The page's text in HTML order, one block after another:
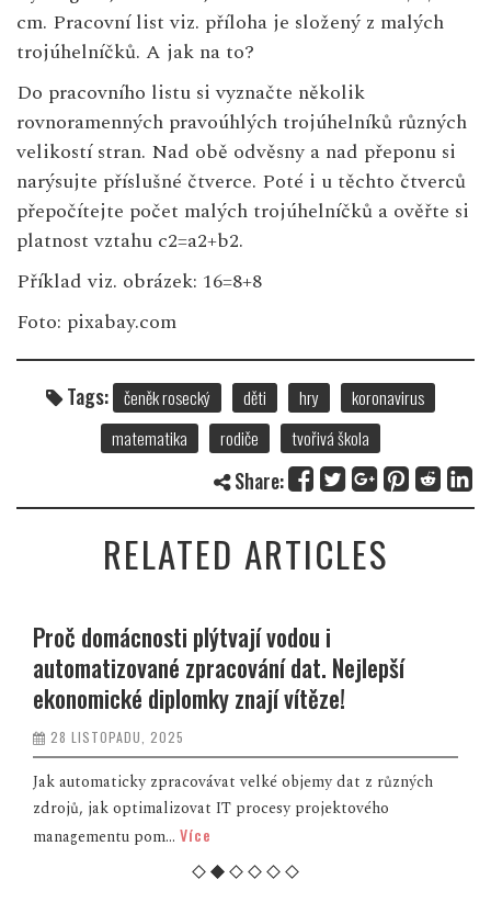
cm. Pracovní list viz. příloha je složený z malých
trojúhelníčků. A jak na to?
Do pracovního listu si vyznačte několik
rovnoramenných pravoúhlých trojúhelníků různých
velikostí stran. Nad obě odvěsny a nad přeponu si
narýsujte příslušné čtverce. Poté i u těchto čtverců
přepočítejte počet malých trojúhelníčků a ověřte si
platnost vztahu c2=a2+b2.
Příklad viz. obrázek: 16=8+8
Foto: pixabay.com
Tags: čeněk rosecký děti hry
koronavirus
matematika
rodiče tvořivá škola
Share:
RELATED ARTICLES
Proč domácnosti plýtvají vodou i
automatizované zpracování dat. Nejlepší
ekonomické diplomky znají vítěze!
28 LISTOPADU, 2025
Jak automaticky zpracovávat velké objemy dat z různých
zdrojů, jak optimalizovat IT procesy projektového
managementu pom... Více